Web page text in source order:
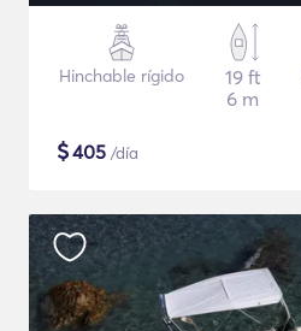
Hinchable rígido
19 ft
6 m
$405 /día